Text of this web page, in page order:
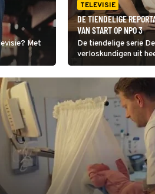
Met
TELEVISIE
DE TIENDELIGE
VAN START OP NPO 3
De tiendelige serie
verloskundigen uit
Lonneke, die een
Heerlen. Hier helpen
zwangerschap of